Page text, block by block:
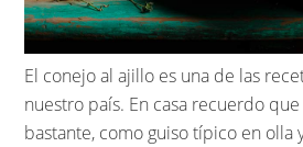
El conejo al ajillo es una de las
nuestro país. En casa recuerdo
bastante, como guiso típico en olla